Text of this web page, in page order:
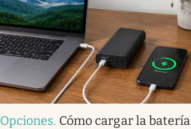
Opciones. Cómo cargar la batería